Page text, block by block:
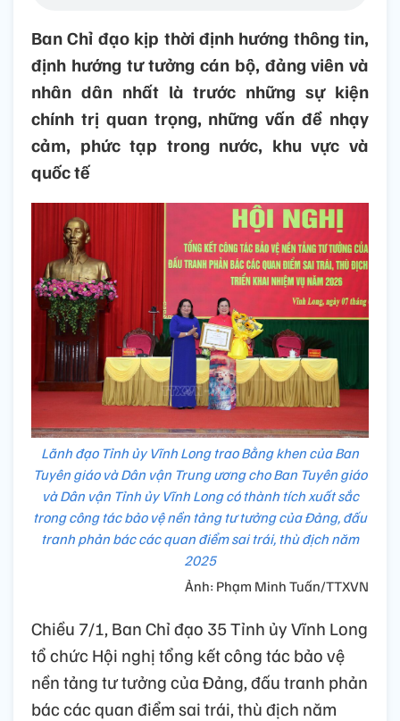
Ban Chỉ đạo kịp thời định hướng thông tin,
định hướng tư tưởng cán bộ, đảng viên và
nhân dân nhất là trước những sự kiện
chính trị quan trọng, những vấn đề nhạy
cảm, phức tạp trong nước, khu vực và
quốc tế
Lãnh đạo Tỉnh ủy Vĩnh Long trao Bằng khen của Ban
Tuyên giáo và Dân vận Trung ương cho Ban Tuyên giáo
và Dân vận Tỉnh ủy Vĩnh Long có thành tích xuất sắc
trong công tác bảo vệ nền tảng tư tưởng của Đảng, đấu
tranh phản bác các quan điểm sai trái, thù địch năm
2025
Ảnh: Phạm Minh Tuấn/TTXVN
Chiều 7/1, Ban Chỉ đạo 35 Tỉnh ủy Vĩnh Long
tổ chức Hội nghị tổng kết công tác bảo vệ
nền tảng tư tưởng của Đảng, đấu tranh phản
bác các quan điểm sai trái, thù địch năm